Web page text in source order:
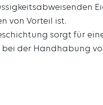
von Vorteil ist.
sorgt für
der Handhabung